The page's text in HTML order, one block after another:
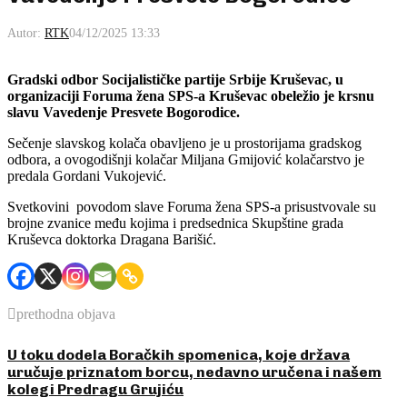
Autor: RTK04/12/2025 13:33
Gradski odbor Socijalističke partije Srbije Kruševac, u
organizaciji Foruma žena SPS-a Kruševac obeležio je krsnu
slavu Vavedenje Presvete Bogorodice.
Sečenje slavskog kolača obavljeno je u prostorijama gradskog
odbora, a ovogodišnji kolačar Miljana Gmijović kolačarstvo je
predala Gordani Vukojević.
Svetkovini povodom slave Foruma žena SPS-a prisustvovale su
brojne zvanice među kojima i predsednica Skupštine grada
Kruševca doktorka Dragana Barišić.
prethodna objava
U toku dodela Boračkih spomenica, koje država
uručuje priznatom borcu, nedavno uručena i našem
kolegi Predragu Grujiću